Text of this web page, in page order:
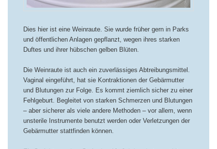
Dies hier ist eine Weinraute. Sie wurde früher gern in Parks
und öffentlichen Anlagen gepflanzt, wegen ihres starken
Duftes und ihrer hübschen gelben Blüten.
Die Weinraute ist auch ein zuverlässiges Abtreibungsmittel.
Vaginal eingeführt, hat sie Kontraktionen der Gebärmutter
und Blutungen zur Folge. Es kommt ziemlich sicher zu einer
Fehlgeburt. Begleitet von starken Schmerzen und Blutungen
– aber sicherer als viele andere Methoden – vor allem, wenn
unsterile Instrumente benutzt werden oder Verletzungen der
Gebärmutter stattfinden können.